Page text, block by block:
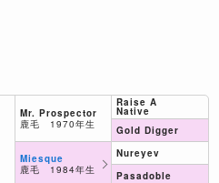
Mr. Prospector
鹿毛 1970年生
Miesque
鹿毛 1984年生
Raise A
Native
Gold Digger
Nureyev
Pasadoble